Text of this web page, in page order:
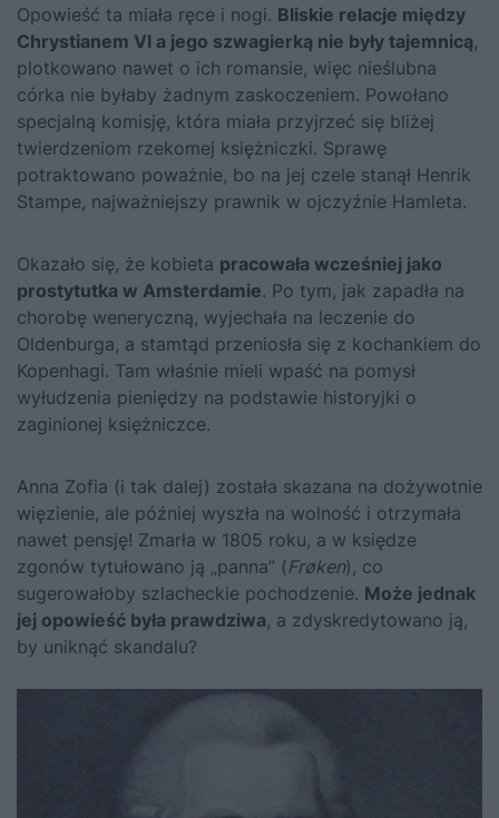
Opowieść ta miała ręce i nogi. Bliskie relacje między
Chrystianem VI a jego szwagierką nie były tajemnicą,
plotkowano nawet o ich romansie, więc nieślubna
córka nie byłaby żadnym zaskoczeniem. Powołano
specjalną komisję, która miała przyjrzeć się bliżej
twierdzeniom rzekomej księżniczki. Sprawę
potraktowano poważnie, bo na jej czele stanął Henrik
Stampe, najważniejszy prawnik w ojczyźnie Hamleta.
Okazało się, że kobieta pracowała wcześniej jako
prostytutka w Amsterdamie. Po tym, jak zapadła na
chorobę weneryczną, wyjechała na leczenie do
Oldenburga, a stamtąd przeniosła się z kochankiem do
Kopenhagi. Tam właśnie mieli wpaść na pomysł
wyłudzenia pieniędzy na podstawie historyjki o
zaginionej księżniczce.
Anna Zofia (i tak dalej) została skazana na dożywotnie
więzienie, ale później wyszła na wolność i otrzymała
nawet pensję! Zmarła w 1805 roku, a w księdze
zgonów tytułowano ją „panna” (Frøken), co
sugerowałoby szlacheckie pochodzenie. Może jednak
jej opowieść była prawdziwa, a zdyskredytowano ją,
by uniknąć skandalu?